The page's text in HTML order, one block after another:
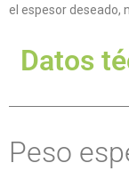
el espesor deseado,
Datos
Peso